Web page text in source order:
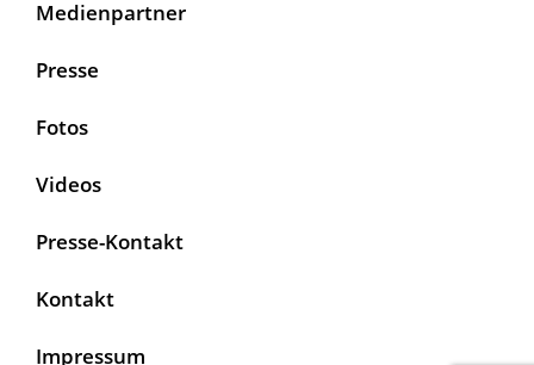
Medienpartner
Presse
Fotos
Videos
Presse-Kontakt
Kontakt
Impressum